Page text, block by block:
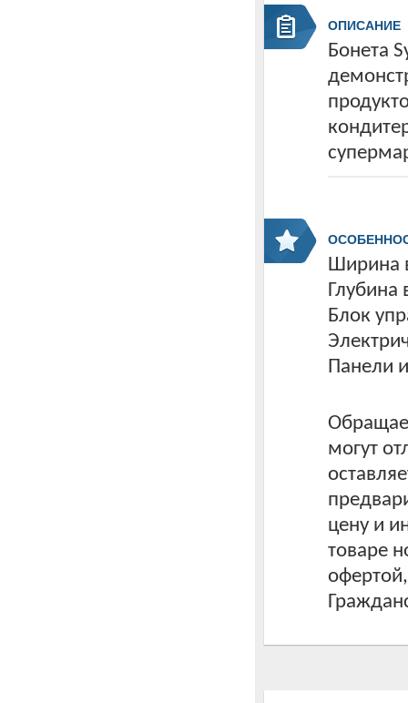
ОПИСАНИЕ
Бонета
Ширина
Блок
Панели
могут
цену и
товаре